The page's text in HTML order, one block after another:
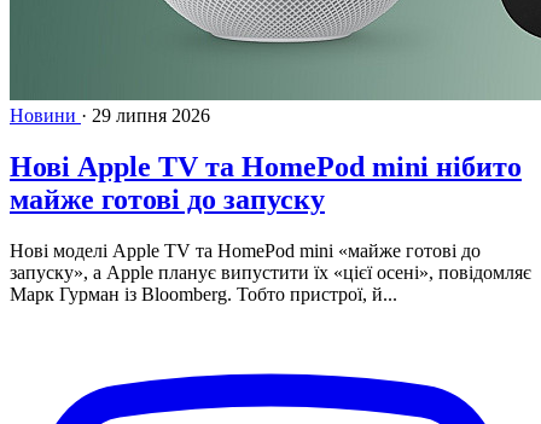
Новини · 29 липня 2026
Нові Apple TV та HomePod mini нібито
майже готові до запуску
Нові моделі Apple TV та HomePod mini «майже готові до
запуску», а Apple планує випустити їх «цієї осені», повідомляє
Марк Гурман із Bloomberg. Тобто пристрої, й...